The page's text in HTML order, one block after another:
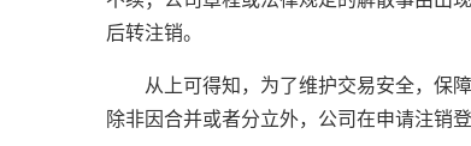
后转注销。
从上可得知，为了维护交易安全，保障
除非因合并或者分立外，公司在申请注销